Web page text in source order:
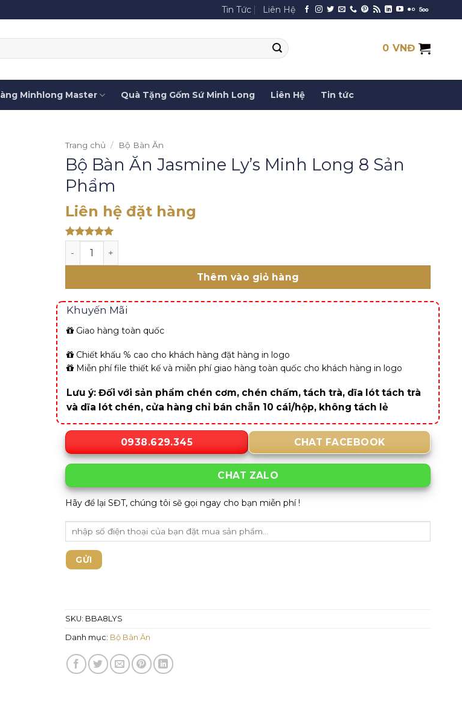
Tin Tức Liên Hệ
0 VNĐ
Minhlong Master Quà Tặng Gốm Sứ Minh Long Liên Hệ Tin tức
Trang chủ / Bộ Bàn Ăn
Bộ Bàn Ăn Jasmine Ly’s Minh Long 8 Sản
Phẩm
Liên hệ đặt hàng
out of 5
Bộ Bàn Ăn Jasmine Ly's Minh Long 8 Sản Phẩm số lượng
Thêm vào giỏ hàng
Khuyến Mãi
Giao hàng toàn quốc
Chiết khấu % cao cho khách hàng đặt hàng in logo
Miễn phí file thiết kế và miễn phí giao hàng toàn quốc cho khách hàng in logo
Lưu ý: Đối với sản phẩm chén cơm, chén chấm, tách trà, dĩa lót tách trà
và dĩa lót chén, cửa hàng chỉ bán chẵn 10 cái/hộp, không tách lẻ
0938.629.345 CHAT FACEBOOK
CHAT ZALO
Hãy để lại SĐT, chúng tôi sẽ gọi ngay cho bạn miễn phí !
SKU: BBA8LYS
Danh mục: Bộ Bàn Ăn